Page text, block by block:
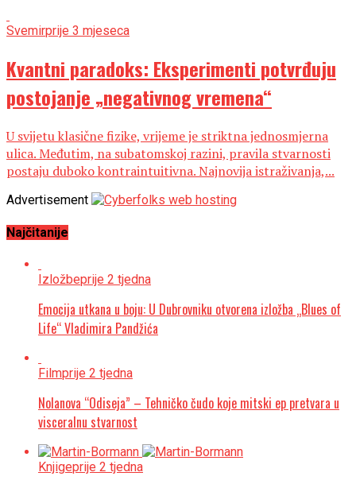
Svemirprije 3 mjeseca
Kvantni paradoks: Eksperimenti potvrđuju
postojanje „negativnog vremena“
U svijetu klasične fizike, vrijeme je striktna jednosmjerna
ulica. Međutim, na subatomskoj razini, pravila stvarnosti
postaju duboko kontraintuitivna. Najnovija istraživanja,...
Advertisement
Najčitanije
Izložbeprije 2 tjedna
Emocija utkana u boju: U Dubrovniku otvorena izložba „Blues of
Life“ Vladimira Pandžića
Filmprije 2 tjedna
Nolanova “Odiseja” – Tehničko čudo koje mitski ep pretvara u
visceralnu stvarnost
Knjigeprije 2 tjedna